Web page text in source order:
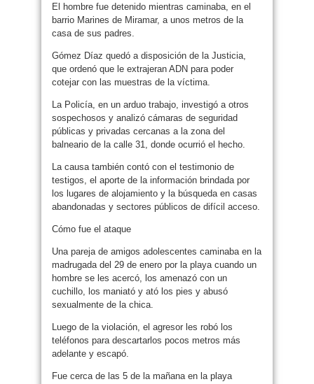
El hombre fue detenido mientras caminaba, en el
barrio Marines de Miramar, a unos metros de la
casa de sus padres.
Gómez Díaz quedó a disposición de la Justicia,
que ordenó que le extrajeran ADN para poder
cotejar con las muestras de la víctima.
La Policía, en un arduo trabajo, investigó a otros
sospechosos y analizó cámaras de seguridad
públicas y privadas cercanas a la zona del
balneario de la calle 31, donde ocurrió el hecho.
La causa también contó con el testimonio de
testigos, el aporte de la información brindada por
los lugares de alojamiento y la búsqueda en casas
abandonadas y sectores públicos de difícil acceso.
Cómo fue el ataque
Una pareja de amigos adolescentes caminaba en la
madrugada del 29 de enero por la playa cuando un
hombre se les acercó, los amenazó con un
cuchillo, los maniató y ató los pies y abusó
sexualmente de la chica.
Luego de la violación, el agresor les robó los
teléfonos para descartarlos pocos metros más
adelante y escapó.
Fue cerca de las 5 de la mañana en la playa